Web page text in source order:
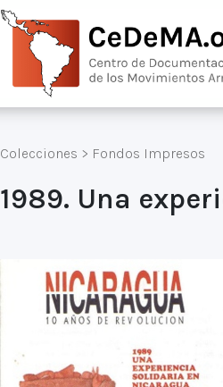
Colecciones > Fondos Impresos
1989. Una